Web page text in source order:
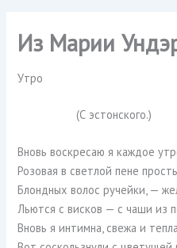
Из Марии
Утро
(С эстонского.)
Вновь воскресаю я каждое
Розовая в светлой пене
Блондных волос ручейки, —
Льются с висков — с чаши из
Вновь я интимна, свежа и